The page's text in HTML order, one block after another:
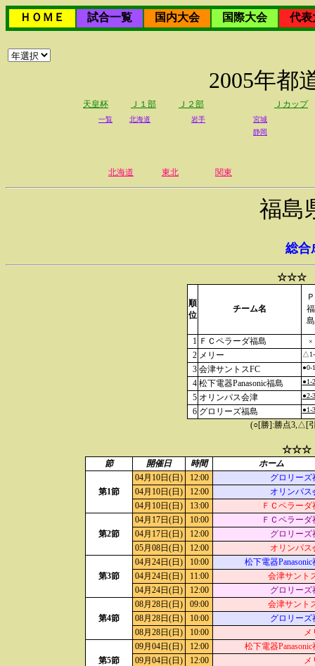
ＨＯＭＥ 試合一覧 国内大会 国際大会 代表
2005年都
天皇杯 Ｊ１部 Ｊ２部 Ｊカップ
一覧 北海道 岩手
宮城
静岡
北海道 東北 関東
福島
総合
☆☆☆
順
位
チーム名
Ｐ
福
島
1 ＦＣペラーダ福島 ×
2 メリー △1-
3 会津サントスFC ●0-1
4 松下電器Panasonic福島 ●1-2
5 オリンパス会津 ●2-3
6 グロリーズ福島 ●1-3
(○[勝]:勝点3,△[
☆☆☆
節 開催日 時間 ホーム
第1節
04月10日(日) 12:00
グロリーズ
04月10日(日)
12:00
オリンパス
04月10日(日)
13:00 ＦＣペラーダ
第2節
04月17日(日) 10:00
ＦＣペラーダ
04月17日(日)
12:00
グロリーズ
05月08日(日)
12:00 オリンパス
第3節
04月24日(日) 10:00
松下電器Panasonic
04月24日(日)
11:00
会津サント
04月24日(日)
12:00 グロリーズ
第4節
08月28日(日) 09:00
会津サント
08月28日(日)
10:00
グロリーズ
08月28日(日)
10:00 メ
第5節
09月04日(日) 12:00
松下電器Panasonic
09月04日(日)
12:00
メ